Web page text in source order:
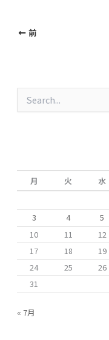
前
月
火 水
3
4 5
10
11 12
17
18 19
24
25 26
31
« 7月